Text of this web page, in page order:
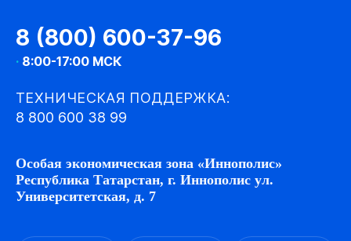
8 (800) 600-37-96
· 8:00-17:00 МСК
ТЕХНИЧЕСКАЯ ПОДДЕРЖКА:
8 800 600 38 99
Особая экономическая зона «Иннополис»
Республика Татарстан, г. Иннополис ул.
Университетская, д. 7